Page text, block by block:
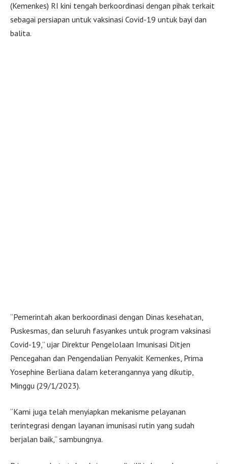
(Kemenkes) RI kini tengah berkoordinasi dengan pihak terkait
sebagai persiapan untuk vaksinasi Covid-19 untuk bayi dan
balita.
“Pemerintah akan berkoordinasi dengan Dinas kesehatan,
Puskesmas, dan seluruh fasyankes untuk program vaksinasi
Covid-19,” ujar Direktur Pengelolaan Imunisasi Ditjen
Pencegahan dan Pengendalian Penyakit Kemenkes, Prima
Yosephine Berliana dalam keterangannya yang dikutip,
Minggu (29/1/2023).
“Kami juga telah menyiapkan mekanisme pelayanan
terintegrasi dengan layanan imunisasi rutin yang sudah
berjalan baik,” sambungnya.